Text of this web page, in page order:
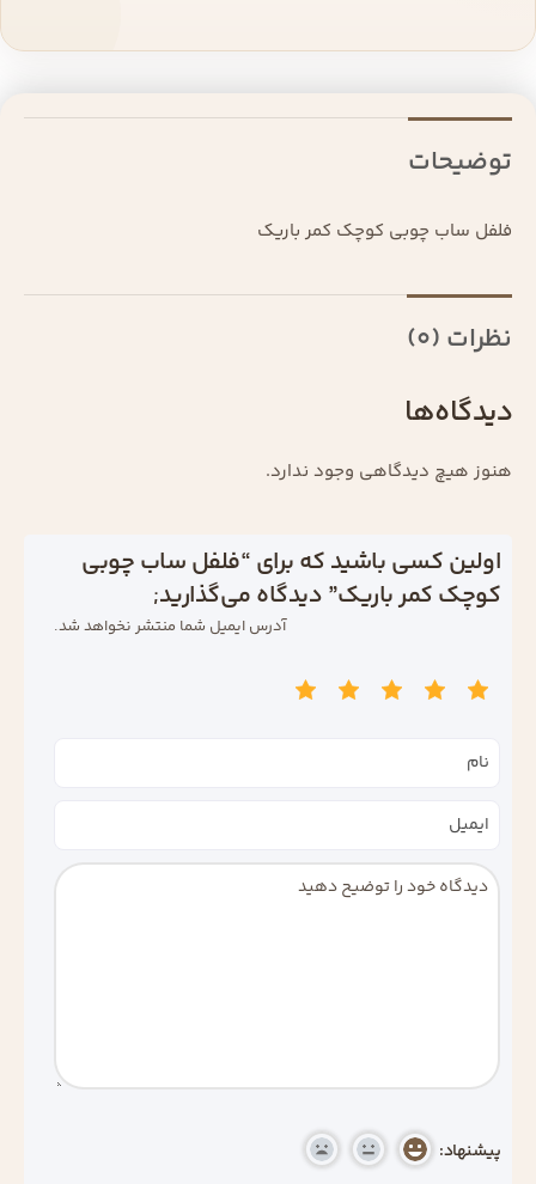
توضیحات
فلفل ساب چوبی کوچک کمر باریک
نظرات (0)
دیدگاه‌ها
هنوز هیچ دیدگاهی وجود ندارد.
اولین کسی باشید که برای “فلفل ساب چوبی
کوچک کمر باریک” دیدگاه می‌گذارید;
آدرس ایمیل شما منتشر نخواهد شد.
پیشنهاد: